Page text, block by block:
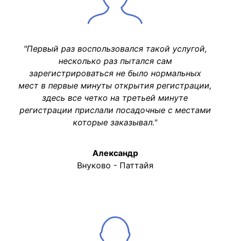
"Первый раз воспользовался такой услугой,
несколько раз пытался сам
зарегистрироваться не было нормальных
мест в первые минуты открытия регистрации,
здесь все четко на третьей минуте
регистрации прислали посадочные с местами
которые заказывал."
Александр
Внуково - Паттайя